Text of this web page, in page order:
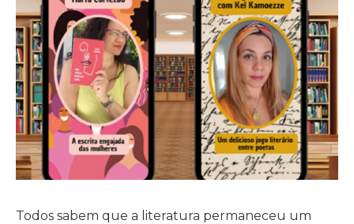
Todos sabem que a literatura permaneceu um